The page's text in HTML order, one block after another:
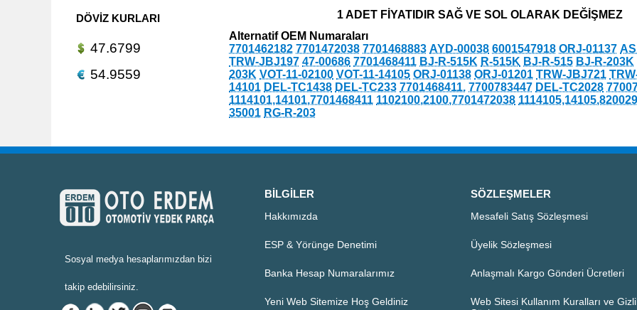
DÖVIZ KURLARI
47.6799
54.9559
1 ADET FİYATIDIR SAĞ VE SOL OLARAK DEĞİŞMEZ
Alternatif OEM Numaraları
7701462182 7701472038 7701468883 AYD-00038 6001547918 ORJ-01137
TRW-JBJ197 47-00686 7701468411 BJ-R-515K R-515K BJ-R-515 BJ-R-203K
203K VOT-11-02100 VOT-11-14105 ORJ-01138 ORJ-01201 TRW-JBJ721
14101 DEL-TC1438 DEL-TC233 7701468411. 7700783447 DEL-TC2028
1114101,14101,7701468411 1102100,2100,7701472038
35001 RG-R-203
Sosyal medya hesaplarımızdan bizi
takip edebilirsiniz.
BILGILER
Hakkımızda
ESP & Yörünge Denetimi
Banka Hesap Numaralarımız
Yeni Web Sitemize Hoş Geldiniz
SÖZLEŞMELER
Mesafeli Satış Sözleşmesi
Üyelik Sözleşmesi
Anlaşmalı Kargo Gönderi Ücretleri
Web Sitesi Kullanım Kuralları ve